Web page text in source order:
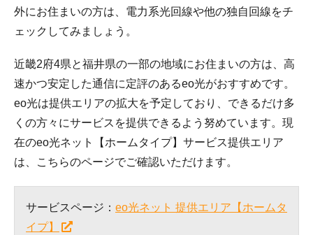
外にお住まいの方は、電力系光回線や他の独自回線をチ
ェックしてみましょう。
近畿2府4県と福井県の一部の地域にお住まいの方は、高
速かつ安定した通信に定評のあるeo光がおすすめです。
eo光は提供エリアの拡大を予定しており、できるだけ多
くの方々にサービスを提供できるよう努めています。現
在のeo光ネット【ホームタイプ】サービス提供エリア
は、こちらのページでご確認いただけます。
サービスページ： eo光ネット 提供エリア【ホームタ
イプ】